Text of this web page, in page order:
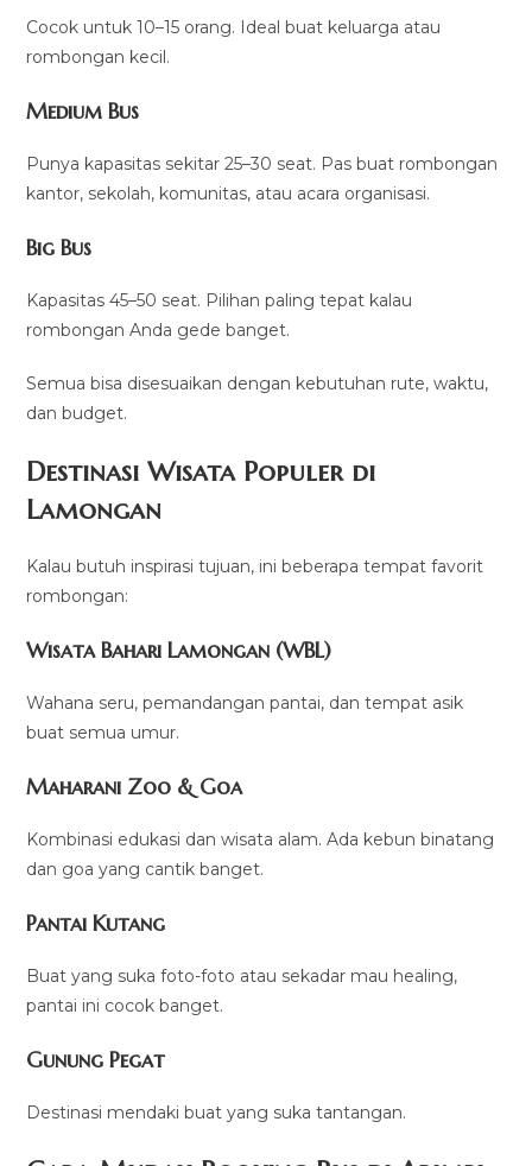
Cocok untuk 10–15 orang. Ideal buat keluarga atau
rombongan kecil.
Medium Bus
Punya kapasitas sekitar 25–30 seat. Pas buat rombongan
kantor, sekolah, komunitas, atau acara organisasi.
Big Bus
Kapasitas 45–50 seat. Pilihan paling tepat kalau
rombongan Anda gede banget.
Semua bisa disesuaikan dengan kebutuhan rute, waktu,
dan budget.
Destinasi Wisata Populer di
Lamongan
Kalau butuh inspirasi tujuan, ini beberapa tempat favorit
rombongan:
Wisata Bahari Lamongan (WBL)
Wahana seru, pemandangan pantai, dan tempat asik
buat semua umur.
Maharani Zoo & Goa
Kombinasi edukasi dan wisata alam. Ada kebun binatang
dan goa yang cantik banget.
Pantai Kutang
Buat yang suka foto-foto atau sekadar mau healing,
pantai ini cocok banget.
Gunung Pegat
Destinasi mendaki buat yang suka tantangan.